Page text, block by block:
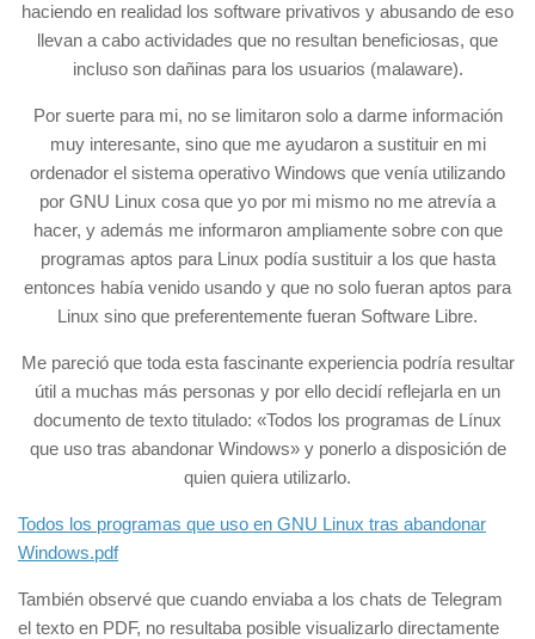
haciendo en realidad los software privativos y abusando de eso
llevan a cabo actividades que no resultan beneficiosas, que
incluso son dañinas para los usuarios (malaware).
Por suerte para mi, no se limitaron solo a darme información
muy interesante, sino que me ayudaron a sustituir en mi
ordenador el sistema operativo Windows que venía utilizando
por GNU Linux cosa que yo por mi mismo no me atrevía a
hacer, y además me informaron ampliamente sobre con que
programas aptos para Linux podía sustituir a los que hasta
entonces había venido usando y que no solo fueran aptos para
Linux sino que preferentemente fueran Software Libre.
Me pareció que toda esta fascinante experiencia podría resultar
útil a muchas más personas y por ello decidí reflejarla en un
documento de texto titulado: «Todos los programas de Línux
que uso tras abandonar Windows» y ponerlo a disposición de
quien quiera utilizarlo.
Todos los programas que uso en GNU Linux tras abandonar
Windows.pdf
También observé que cuando enviaba a los chats de Telegram
el texto en PDF, no resultaba posible visualizarlo directamente